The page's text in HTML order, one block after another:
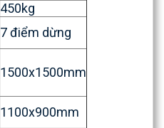
450kg
7 điểm dừng
1500x1500mm
1100x900mm